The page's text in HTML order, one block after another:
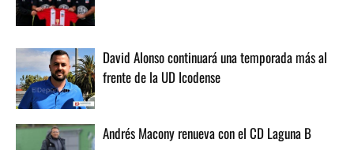
David Alonso continuará una temporada más al
frente de la UD Icodense
Andrés Macony renueva con el CD Laguna B